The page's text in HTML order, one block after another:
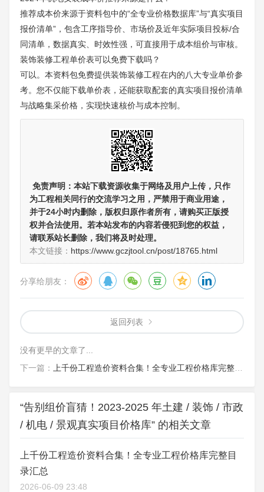
推荐成本价来源于资料包中的“全专业价格数据库”与“真实项目
报价清单”，包含工序指导价、市场价及近年实际项目投标/合
同清单，数据真实、时效性强，可直接用于成本组价与审核。
装饰装修工程单价表可以免费下载吗？
可以。本资料包免费提供装饰装修工程在内的八大专业单价参
考。您不仅能下载单价表，还能获取配套的真实项目报价清单
与战略集采价格，实现快速核价与成本控制。
免责声明： 本站下载资源收集于网络及用户上传， 只作
为工程相关同行的交流学习之用 ，严禁用于商业用途，
并于24小时内删除，版权归原作者所有，请购买正版授
权并合法使用。若本站发布的内容若侵犯到您的权益，
请联系站长删除，我们将及时处理。
本文链接： https://www.gczjtool.cn/post/18765.html
分享给朋友：
返回列表
没有更早的文章了...
下一篇：
上千份工程造价资料合集！全专业工程价格库完整目录汇总
“告别组价盲猜！2023-2025 年土建 / 装饰 / 市政
/ 机电 / 景观真实项目价格库” 的相关文章
上千份工程造价资料合集！全专业工程价格库完整目
录汇总
2026-06-09 23:48